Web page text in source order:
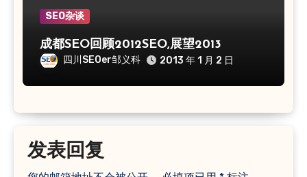
SEO杂谈
成都SEO回顾2012SEO,展望2013
四川SEOer邹义科 2013 年 1 月 2 日
发表回复